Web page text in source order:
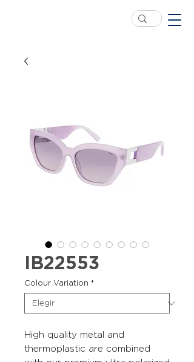
IB22553
Colour Variation *
High quality metal and
thermoplastic are combined